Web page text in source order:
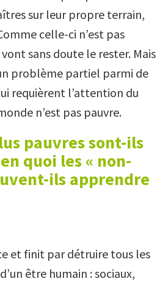
sur leur propre terrain,
celle-ci n’est pas
sans doute le rester. Mais
problème partiel parmi de
requièrent l’attention du
n’est pas pauvre.
pauvres sont-ils
quoi les « non-
ils apprendre
et finit par détruire tous les
être humain : sociaux,